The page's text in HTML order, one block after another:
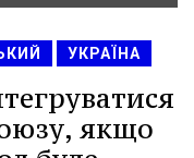
УКРАЇНА
якщо